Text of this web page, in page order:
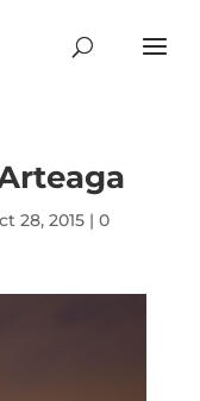
28, 2015| 0